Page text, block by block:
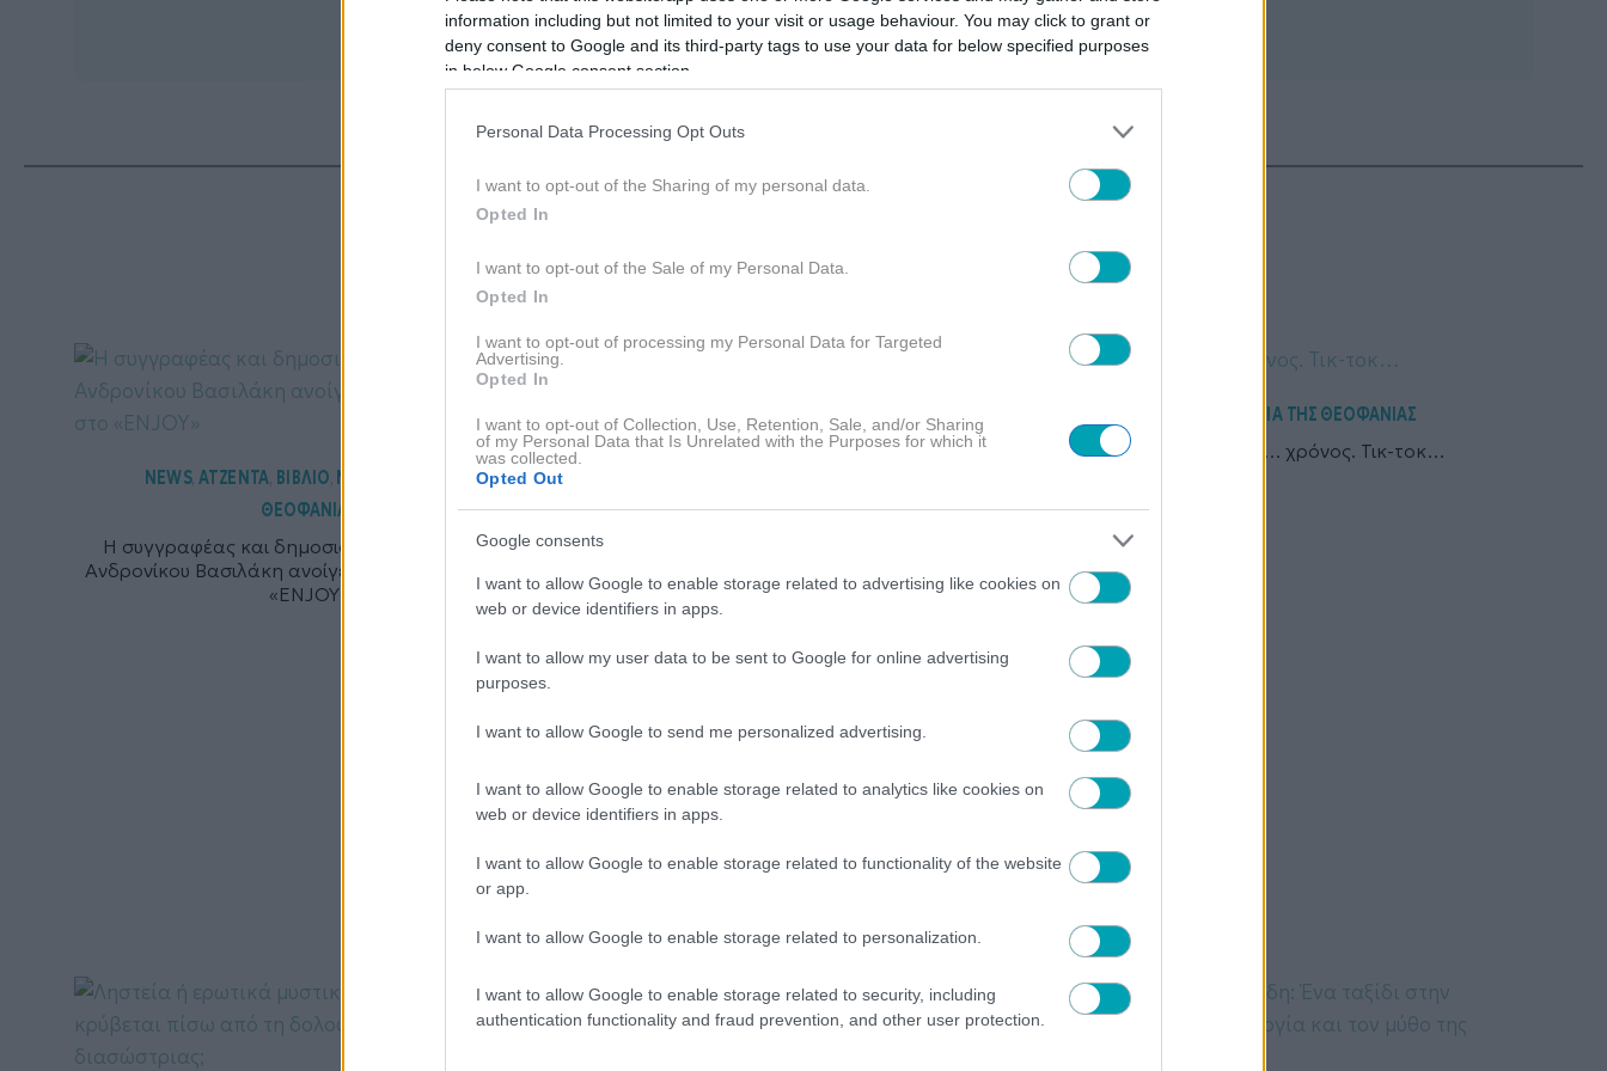
information including but not limited to your visit or usage behaviour. You may click to grant or
deny consent to Google and its third-party tags to use your data for below specified purposes
in below Google consent section.
Personal Data Processing Opt Outs
I want to opt-out of the Sharing of my personal data.
Opted In
I want to opt-out of the Sale of my Personal Data.
Opted In
I want to opt-out of processing my Personal Data for Targeted
Advertising.
Opted In
I want to opt-out of Collection, Use, Retention, Sale, and/or Sharing
of my Personal Data that Is Unrelated with the Purposes for which it
was collected.
Opted Out
Google consents
I want to allow Google to enable storage related to advertising like cookies on
web or device identifiers in apps.
I want to allow my user data to be sent to Google for online advertising
purposes.
I want to allow Google to send me personalized advertising.
I want to allow Google to enable storage related to analytics like cookies on
web or device identifiers in apps.
I want to allow Google to enable storage related to functionality of the website
or app.
I want to allow Google to enable storage related to personalization.
I want to allow Google to enable storage related to security, including
authentication functionality and fraud prevention, and other user protection.
ΔΙΑΒΑΣΤΕ ΠΕΡΙΣΣΟΤΕΡΑ
NEWS,ΑΤΖΕΝΤΑ, ΒΙΒΛΙΟ,ΜΕ ΤΗ ΜΑΤΙΑ ΤΗΣ
ΘΕΟΦΑΝΙΑΣ
Η συγγραφέας και δημοσιογράφος Θεοφανία
Ανδρονίκου Βασιλάκη ανοίγει την καρδιά της στο
«ENJOY»
ΘΕΟΦΑΝΙΑΣ
GIVEAWAY! Δύο τυχεροί θα κερδίσουν από ένα
Άβατο του Κόντε
ΜΕ ΤΗ ΜΑΤΙΑ ΤΗΣ ΘΕΟΦΑΝΙΑΣ
Γυναίκα και …. χρόνος. Τικ-τοκ…